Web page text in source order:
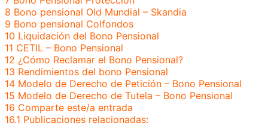
8 Bono pensional Old Mundial – Skandia
9 Bono pensional Colfondos
10 Liquidación del Bono Pensional
11 CETIL – Bono Pensional
12 ¿Cómo Reclamar el Bono Pensional?
13 Rendimientos del bono Pensional
14 Modelo de Derecho de Petición – Bono Pensional
15 Modelo de Derecho de Tutela – Bono Pensional
16 Comparte este/a entrada
16.1 Publicaciones relacionadas: